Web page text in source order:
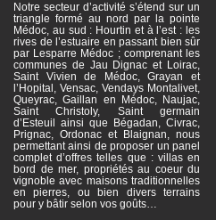
Notre secteur d’activité s’étend sur un
triangle formé au nord par la pointe
Médoc, au sud : Hourtin et à l’est : les
rives de l’estuaire en passant bien sûr
par Lesparre Médoc ; comprenant les
communes de Jau Dignac et Loirac,
Saint Vivien de Médoc, Grayan et
l’Hopital, Vensac, Vendays Montalivet,
Queyrac, Gaillan en Médoc, Naujac,
Saint Christoly, Saint germain
d’Esteuil ainsi que Bégadan, Civrac,
Prignac, Ordonac et Blaignan, nous
permettant ainsi de proposer un panel
complet d’offres telles que : villas en
bord de mer, propriétés au coeur du
vignoble avec maisons traditionnelles
en pierres, ou bien divers terrains
pour y bâtir selon vos goûts…